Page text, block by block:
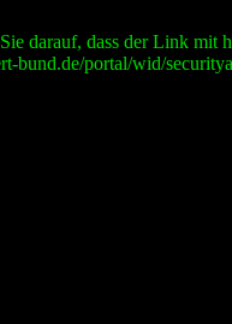
darauf, dass der Link mit
bund.de/portal/wid/